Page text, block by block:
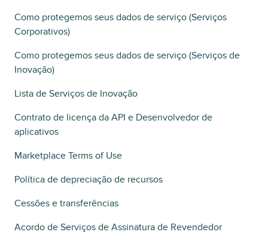
Como protegemos seus dados de serviço (Serviços
Corporativos)
Como protegemos seus dados de serviço (Serviços de
Inovação)
Lista de Serviços de Inovação
Contrato de licença da API e Desenvolvedor de
aplicativos
Marketplace Terms of Use
Política de depreciação de recursos
Cessões e transferências
Acordo de Serviços de Assinatura de Revendedor